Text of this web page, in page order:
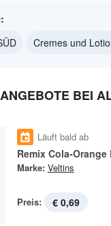
Cremes und
BEI
Läuft bald ab
Remix Cola-
Marke: Veltins
Preis: € 0,69